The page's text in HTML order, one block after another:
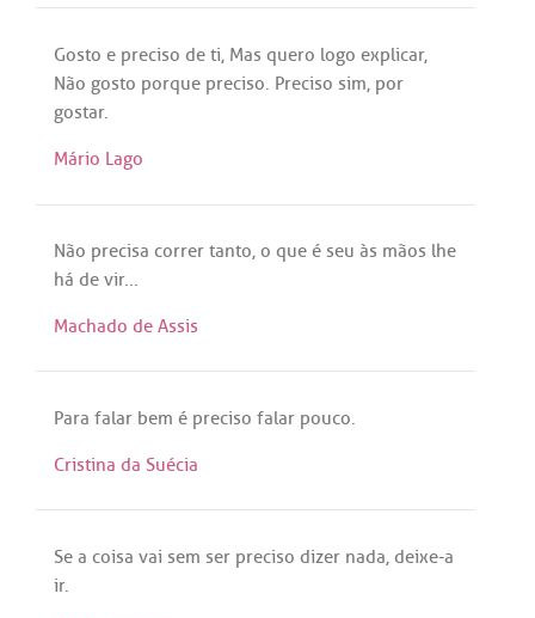
Gosto e preciso de ti, Mas quero logo explicar,
Não gosto porque preciso. Preciso sim, por
gostar.
Mário Lago
Não precisa correr tanto, o que é seu às mãos lhe
há de vir...
Machado de Assis
Para falar bem é preciso falar pouco.
Cristina da Suécia
Se a coisa vai sem ser preciso dizer nada, deixe-a
ir.